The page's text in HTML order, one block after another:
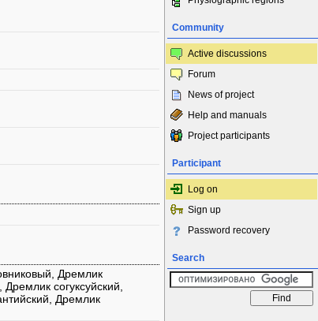
Дремлик
согуксуйский,
Дремлик
Community
Active discussions
Forum
News of project
Help and manuals
Project participants
Participant
Log on
Sign up
Password recovery
Search